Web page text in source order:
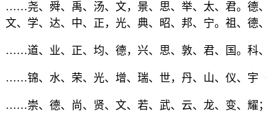
……尧、舜、禹、汤、文，景、思、举、太、君。德
文、学、达、中、正，光、典、昭、邦、宁。祖、
……道、业、正、均、德，兴、思、敦、君、国。科
……锦、水、荣、光、增、瑞、世，丹、山、仪、
……崇、德、尚、贤、文、若、武、云、龙、变、耀